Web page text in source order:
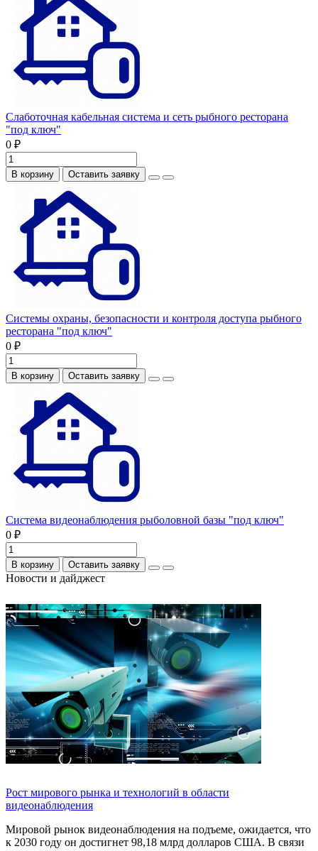
Слаботочная кабельная система и сеть рыбного ресторана
"под ключ"
0 ₽
В корзину Оставить заявку
Системы охраны, безопасности и контроля доступа рыбного
ресторана "под ключ"
0 ₽
В корзину Оставить заявку
Система видеонаблюдения рыболовной базы "под ключ"
0 ₽
В корзину Оставить заявку
Новости и дайджест
Рост мирового рынка и технологий в области
видеонаблюдения
Мировой рынок видеонаблюдения на подъеме, ожидается, что
к 2030 году он достигнет 98,18 млрд долларов США. В связи